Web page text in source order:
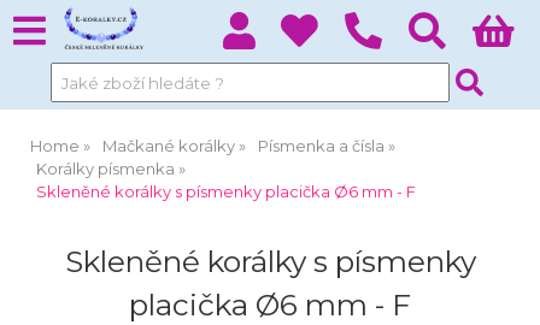
Home Mačkané korálky
Písmenka a čísla
Korálky písmenka
Skleněné korálky s písmenky placička Ø6 mm - F
Skleněné korálky s písmenky
placička Ø6 mm - F